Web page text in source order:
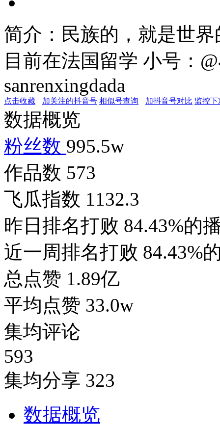
简介： 民族的，就是世
目前在法国留学 小号：
sanrenxingdada
点击收藏 加关注的抖音号 相似号查询 加抖音号对比 监控
数据概览
粉丝数 995.5w
作品数 573
飞瓜指数 1132.3
昨日排名打败 84.43%的
近一周排名打败 84.43%
总点赞 1.89亿
平均点赞 33.0w
集均评论
593
集均分享 323
数据概览